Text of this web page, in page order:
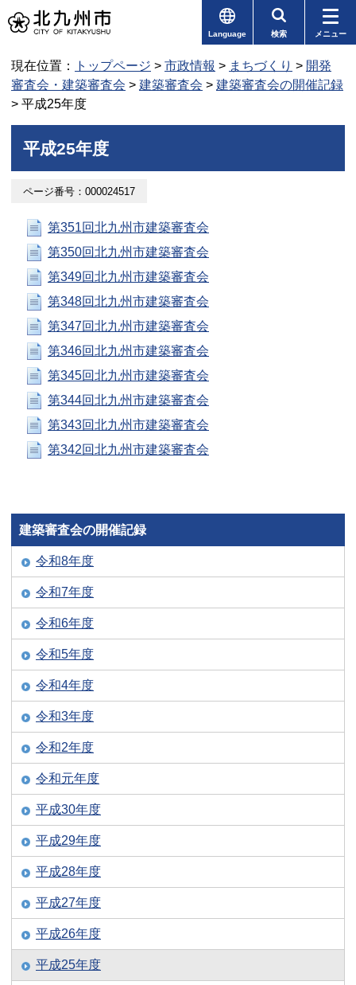
Language 検索 メニュー
現在位置： トップページ > 市政情報 > まちづくり > 開発
審査会・建築審査会 > 建築審査会 > 建築審査会の開催記録
> 平成25年度
平成25年度
ページ番号：000024517
第351回北九州市建築審査会
第350回北九州市建築審査会
第349回北九州市建築審査会
第348回北九州市建築審査会
第347回北九州市建築審査会
第346回北九州市建築審査会
第345回北九州市建築審査会
第344回北九州市建築審査会
第343回北九州市建築審査会
第342回北九州市建築審査会
建築審査会の開催記録
令和8年度
令和7年度
令和6年度
令和5年度
令和4年度
令和3年度
令和2年度
令和元年度
平成30年度
平成29年度
平成28年度
平成27年度
平成26年度
平成25年度